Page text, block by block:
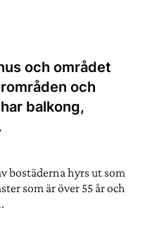
och området
och
balkong,
bostäderna hyrs ut som
som är över 55 år och